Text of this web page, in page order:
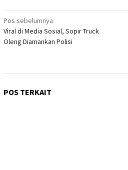
Navigasi
pos
Pos sebelumnya
Viral di Media Sosial, Sopir Truck
Oleng Diamankan Polisi
POS TERKAIT